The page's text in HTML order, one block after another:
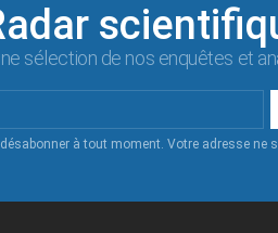
sélection de nos enquêtes et
à tout moment. Votre adresse ne